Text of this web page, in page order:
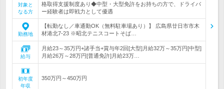
対象と
なる方
格取得支援制度あり◆中型・大型免許をお持ちの方で、ドライバ
ー経験者は即戦力として優遇
勤務地
【転勤なし／車通勤OK（無料駐車場あり）】 広島県廿日市市木
材港北7-23 ※昭北テニスコートそば…
給与
月給23～35万円+諸手当+賞与年2回[大型]月給32万～35万円[中型]
月給26万～28万円[普通免許]月給23万…
初年度
年収
350万円～450万円